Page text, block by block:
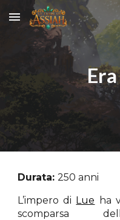
Skip to main content
Durata:250 anni
L’impero di Lue
ha
scomparsa